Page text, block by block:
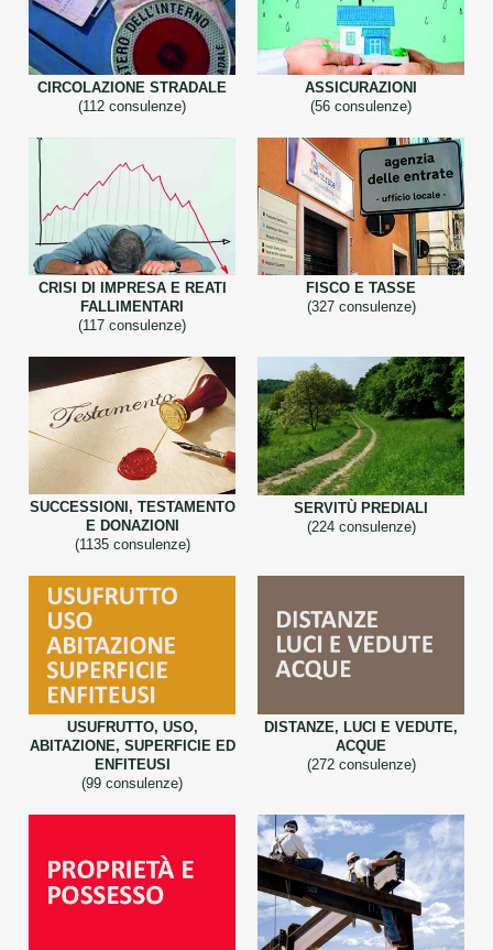
CIRCOLAZIONE STRADALE
(112 consulenze)
ASSICURAZIONI
(56 consulenze)
CRISI DI IMPRESA E REATI
FALLIMENTARI
(117 consulenze)
FISCO E TASSE
(327 consulenze)
SUCCESSIONI, TESTAMENTO
E DONAZIONI
(1135 consulenze)
SERVITÙ PREDIALI
(224 consulenze)
USUFRUTTO, USO,
ABITAZIONE, SUPERFICIE ED
ENFITEUSI
(99 consulenze)
DISTANZE, LUCI E VEDUTE,
ACQUE
(272 consulenze)